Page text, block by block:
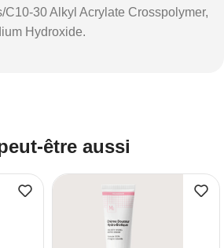
C10-30 Alkyl Acrylate Crosspolymer,
Hydroxide.
être aussi